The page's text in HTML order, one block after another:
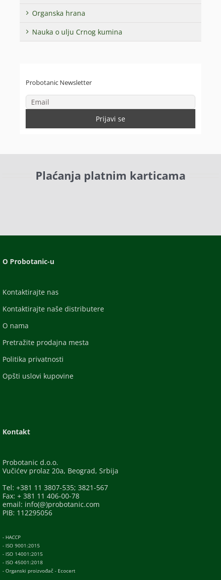
Organska hrana
Nauka o ulju Crnog kumina
Probotanic Newsletter
Plaćanja platnim karticama
O Probotanic-u
Kontaktirajte nas
Kontaktirajte naše distributere
O nama
Pretražite prodajna mesta
Politika privatnosti
Opšti uslovi kupovine
Kontakt
Probotanic d.o.o.
Vučićev prolaz 20a, Beograd, Srbija
Tel: +381 11 3807-535; 3821-567
Fax: + 381 11 406-00-78
email: info(@)probotanic.com
PIB: 112295056
- HACCP
- ISO 9001:2015
- ISO 14001:2015
- ISO 45001:2018
- Organski proizvođač - Ecocert